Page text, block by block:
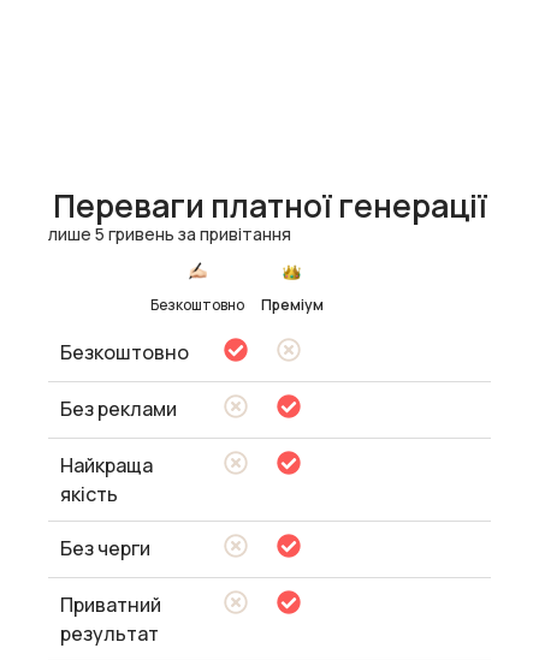
Переваги платної генерації
лише 5 гривень за привітання
Безкоштовно Преміум
Безкоштовно
Без реклами
Найкраща
якість
Без черги
Приватний
результат